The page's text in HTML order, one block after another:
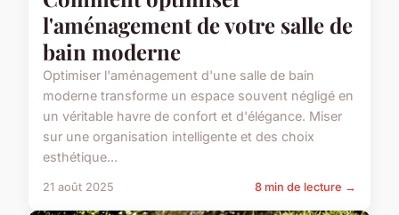
l'aménagement de votre salle de
bain moderne
Optimiser l'aménagement d'une salle de bain
moderne transforme un espace souvent négligé en
un véritable havre de confort et d'élégance. Miser
sur une organisation intelligente et des choix
esthétique...
21 août 2025 8 min de lecture →